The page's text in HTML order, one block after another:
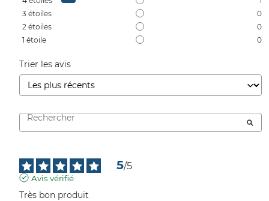
3étoiles
0
2étoiles
0
1étoile 0
Trier les avis
5/5
Avis vérifié
Très bon produit